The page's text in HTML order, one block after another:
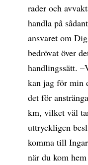
rader och
handla på
ansvaret om
bedrövat över
handlingssätt.
kan jag för min
det för
km, vilket väl
uttryckligen
komma till
när du kom